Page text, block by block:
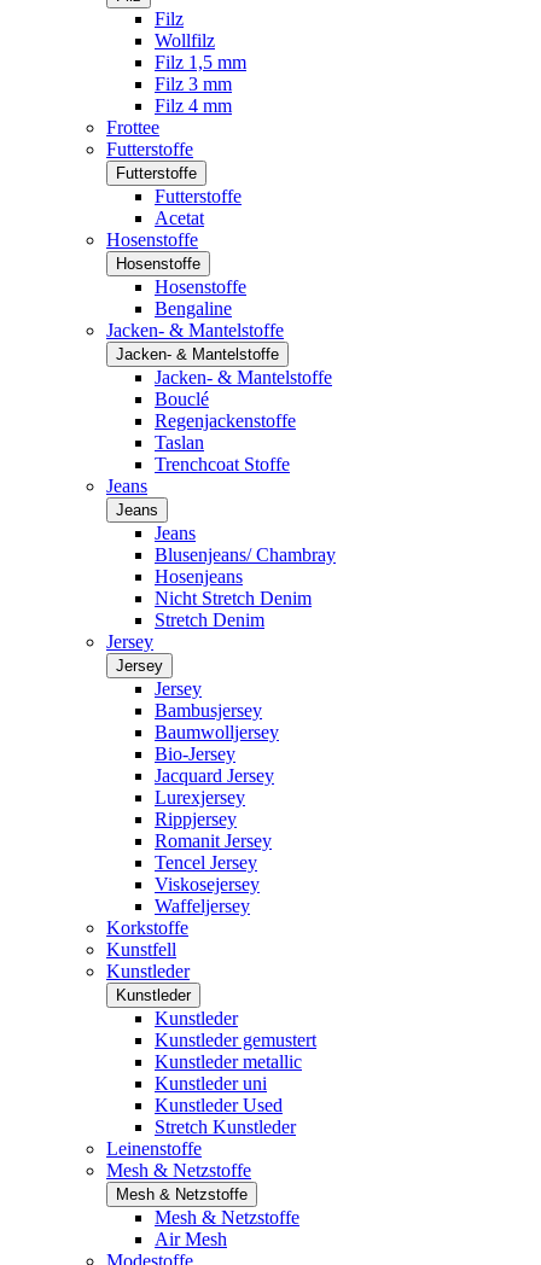
Filz
Wollfilz
Filz 1,5 mm
Filz 3 mm
Filz 4 mm
Frottee
Futterstoffe
Futterstoffe
Futterstoffe
Acetat
Hosenstoffe
Hosenstoffe
Hosenstoffe
Bengaline
Jacken- & Mantelstoffe
Jacken- & Mantelstoffe
Jacken- & Mantelstoffe
Bouclé
Regenjackenstoffe
Taslan
Trenchcoat Stoffe
Jeans
Jeans
Jeans
Blusenjeans/ Chambray
Hosenjeans
Nicht Stretch Denim
Stretch Denim
Jersey
Jersey
Jersey
Bambusjersey
Baumwolljersey
Bio-Jersey
Jacquard Jersey
Lurexjersey
Rippjersey
Romanit Jersey
Tencel Jersey
Viskosejersey
Waffeljersey
Korkstoffe
Kunstfell
Kunstleder
Kunstleder
Kunstleder
Kunstleder gemustert
Kunstleder metallic
Kunstleder uni
Kunstleder Used
Stretch Kunstleder
Leinenstoffe
Mesh & Netzstoffe
Mesh & Netzstoffe
Mesh & Netzstoffe
Air Mesh
Modestoffe